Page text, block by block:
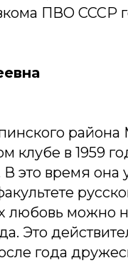
ПВО СССР
района
клубе в 1959
это время она
любовь можно
Это
года